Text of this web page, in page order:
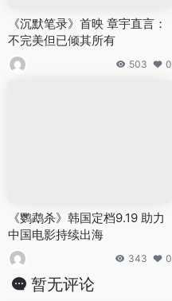
《沉默笔录》首映 章宇直言：
不完美但已倾其所有
503 0
《鹦鹉杀》韩国定档9.19 助力
中国电影持续出海
343 0
暂无评论